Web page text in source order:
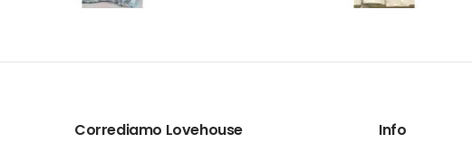
era:
è:
Corrediamo Lovehouse Info